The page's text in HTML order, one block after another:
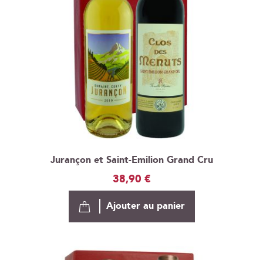
Jurançon et Saint-Emilion Grand Cru
38,90 €
Ajouter au panier